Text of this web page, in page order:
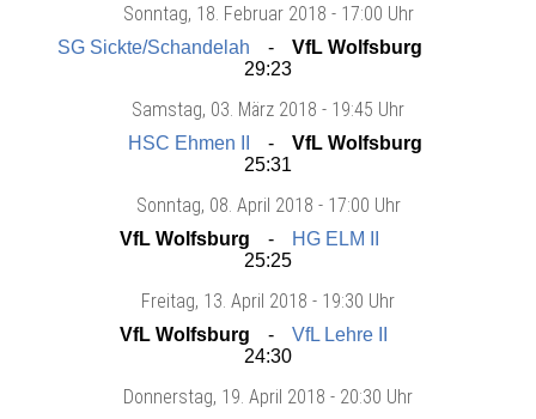
Sonntag, 18. Februar 2018 - 17:00 Uhr
SG Sickte/Schandelah
VfL Wolfsburg
29:23
Samstag, 03. März 2018 - 19:45 Uhr
HSC Ehmen II
VfL Wolfsburg
25:31
Sonntag, 08. April 2018 - 17:00 Uhr
VfL Wolfsburg
HG ELM II
25:25
Freitag, 13. April 2018 - 19:30 Uhr
VfL Wolfsburg
VfL Lehre II
24:30
Donnerstag, 19. April 2018 - 20:30 Uhr